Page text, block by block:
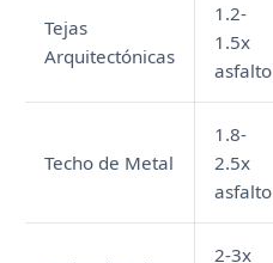
Tejas
Arquitectónicas
1.2-
1.5x
asfalto
Techo de Metal
1.8-
2.5x
asfalto
2-3x